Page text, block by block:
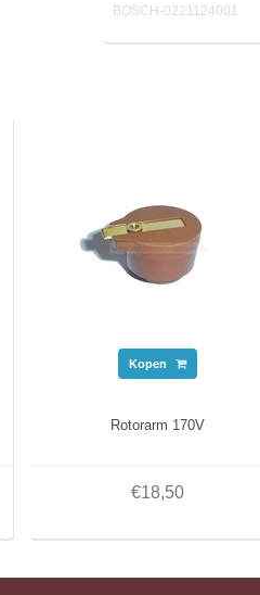
BOSCH-0221124001
Kopen
Rotorarm 170V
€18,50